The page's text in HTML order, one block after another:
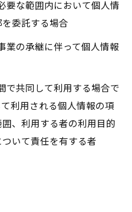
要な範囲内において個人情
委託する場合
業の承継に伴って個人情報
で共同して利用する場合で
利用される個人情報の項
、利用する者の利用目的
いて責任を有する者